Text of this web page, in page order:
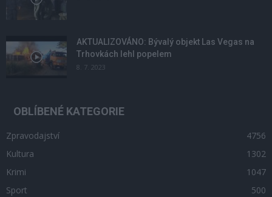
AKTUALIZOVÁNO: Bývalý objekt Las Vegas na
Trhovkách lehl popelem
8. 7. 2023
OBLÍBENÉ KATEGORIE
Zpravodajství
4756
Kultura
1302
Krimi
1047
Sport
500